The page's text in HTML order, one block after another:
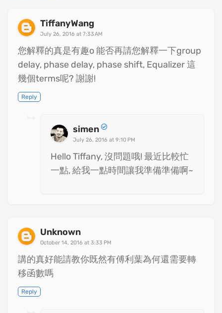
TiffanyWang
July 26, 2016 at 7:33 AM
您解釋的真是有趣o 能否再請您解釋一下group
delay, phase delay, phase shift, Equalizer 這
幾個terms呢? 謝謝!
Reply
simen
July 26, 2016 at 9:10 PM
Hello Tiffany, 沒問題哦! 最近比較忙
一點, 給我一點時間讓我準備準備啊~
Unknown
October 14, 2016 at 3:33 PM
講的真好能請教你既然有傅利葉為何還需要轉
移函數嗎
Reply